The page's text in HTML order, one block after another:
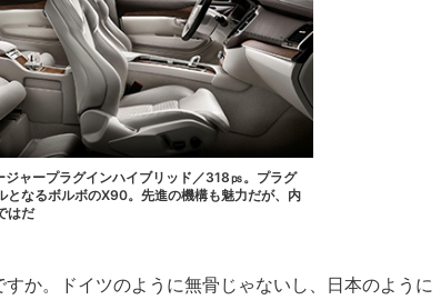
ャープラグインハイブリッド／318㎰。プラグ
となるボルボのX90。先進の機構も魅力だが、内
はだ
か。ドイツのように無骨じゃないし、日本のように